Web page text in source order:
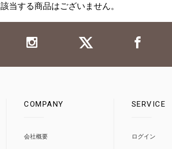
該当する商品はございません。
COMPANY
会社概要
SERVICE
ログイン